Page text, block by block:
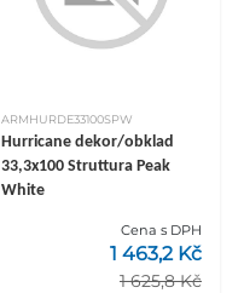
ARMHURDE33100SPW
Hurricane dekor/obklad
33,3x100 Struttura Peak
White
Cena s DPH
1 625,8 Kč
1 463,2 Kč